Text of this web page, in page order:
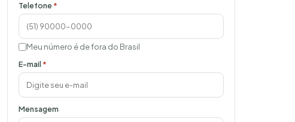
Telefone *
Meu número é de fora do Brasil
E-mail *
Mensagem